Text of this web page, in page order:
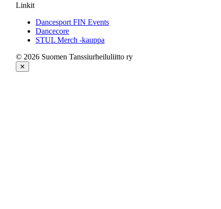
Linkit
Dancesport FIN Events
Dancecore
STUL Merch -kauppa
© 2026 Suomen Tanssiurheiluliitto ry
✕